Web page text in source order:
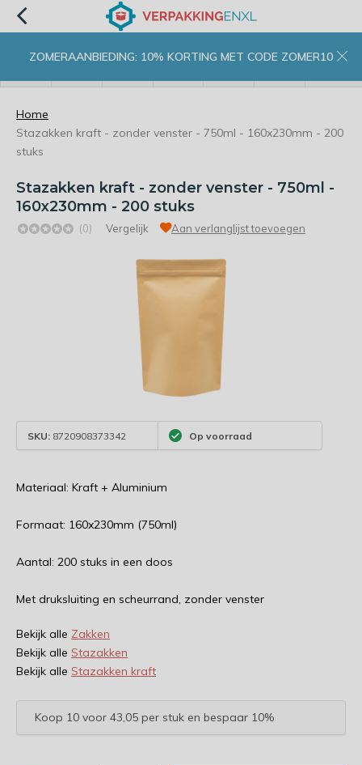
ZOMERAANBIEDING: 10% KORTING MET CODE ZOMER10
Home
Stazakken kraft - zonder venster - 750ml - 160x230mm - 200
stuks
Stazakken kraft - zonder venster - 750ml -
160x230mm - 200 stuks
(0) Vergelijk Aan verlanglijst toevoegen
SKU: 8720908373342 Op voorraad
Materiaal: Kraft + Aluminium
Formaat: 160x230mm (750ml)
Aantal: 200 stuks in een doos
Met druksluiting en scheurrand, zonder venster
Bekijk alle Zakken
Bekijk alle Stazakken
Bekijk alle Stazakken kraft
Koop 10 voor 43,05 per stuk en bespaar 10%